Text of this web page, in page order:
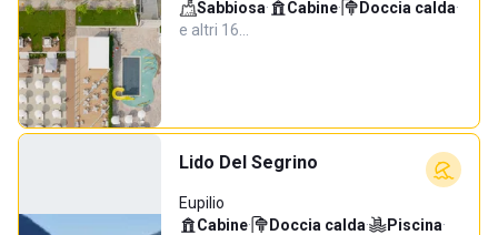
Sabbiosa· Cabine· Doccia calda·
e altri 16…
Lido Del Segrino
Eupilio
Cabine· Doccia calda· Piscina·